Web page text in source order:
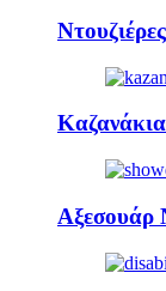
Ντουζιέρες
Αξεσουάρ